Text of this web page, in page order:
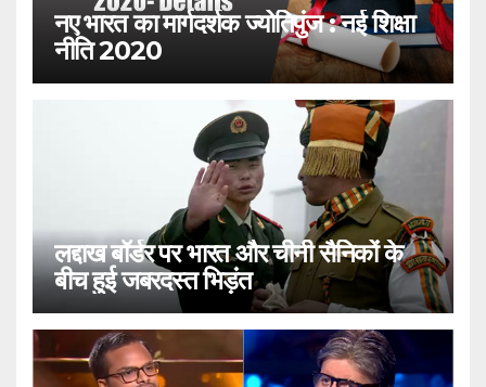
नए भारत का मार्गदर्शक ज्योतिपुंज : नई शिक्षा
नीति 2020
लद्दाख बॉर्डर पर भारत और चीनी सैनिकों के
बीच हुई जबरदस्त भिड़ंत